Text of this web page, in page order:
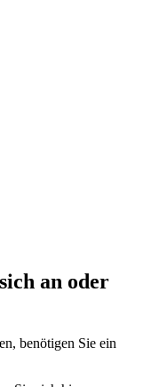
an oder
benötigen Sie ein